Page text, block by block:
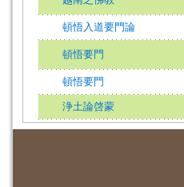
頓悟入道要門論
頓悟要門
頓悟要門
浄土論啓蒙